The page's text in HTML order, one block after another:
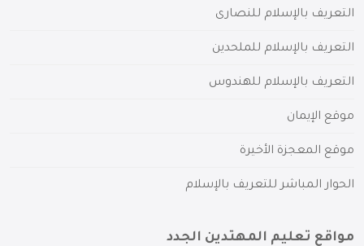
التعريف بالإسلام للنصارى
التعريف بالإسلام للملحدين
التعريف بالإسلام للهندوس
موقع الإيمان
موقع المعجزة الأخيرة
الحوار المباشر للتعريف بالإسلام
مواقع تعليم المهتدين الجدد